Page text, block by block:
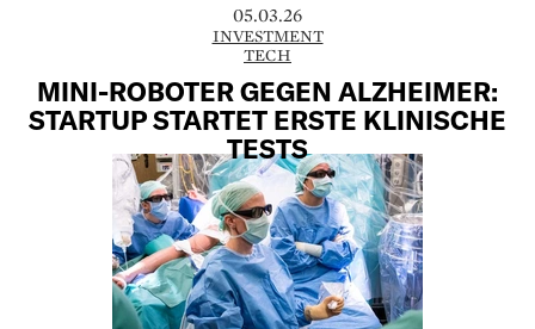
05.03.26
INVESTMENT
TECH
MINI-ROBOTER GEGEN ALZHEIMER:
STARTUP STARTET ERSTE KLINISCHE
TESTS